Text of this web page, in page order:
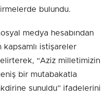
bulundu.
medya hesabından
kapsamlı istişareler
“Aziz milletimizin
bir mutabakatla
sunuldu” ifadelerini